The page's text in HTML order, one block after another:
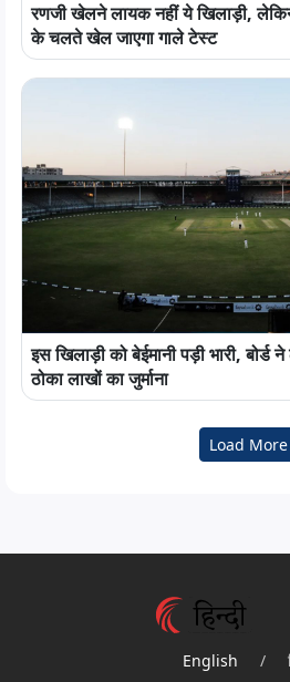
रणजी खेलने लायक नहीं ये खिलाड़ी,
के चलते खेल जाएगा गाले टेस्ट
इस खिलाड़ी को बेईमानी पड़ी भारी,
ठोका लाखों का जुर्माना
Load More
English /